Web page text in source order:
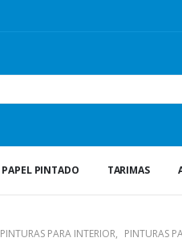
PAPEL PINTADO TARIMAS
PINTURAS PARA INTERIOR, PINTURAS